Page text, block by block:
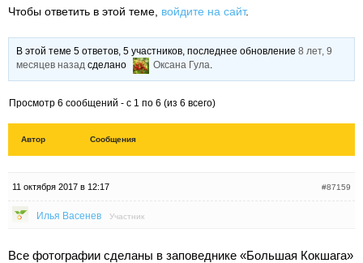
Чтобы ответить в этой теме, войдите на сайт.
В этой теме 5 ответов, 5 участников, последнее обновление8 лет, 9
месяцев назад сделано Оксана Гула.
Просмотр 6 сообщений - с 1 по 6 (из 6 всего)
Автор Сообщения
11 октября 2017 в 12:17 #87159
Илья Васенев Участник
Все фотографии сделаны в заповеднике «Большая Кокшага»